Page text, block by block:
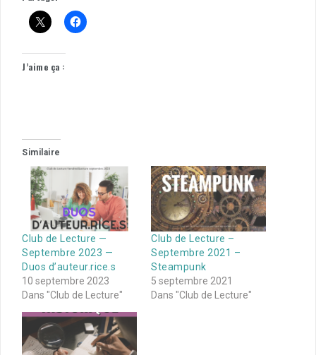
J’aime ça :
Similaire
Club de Lecture —
Septembre 2023 —
Duos d’auteur.rice.s
10 septembre 2023
Dans "Club de Lecture"
Club de Lecture –
Septembre 2021 –
Steampunk
5 septembre 2021
Dans "Club de Lecture"